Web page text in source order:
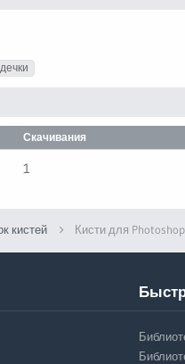
Скачивания
1
кистей Кисти для Photoshop